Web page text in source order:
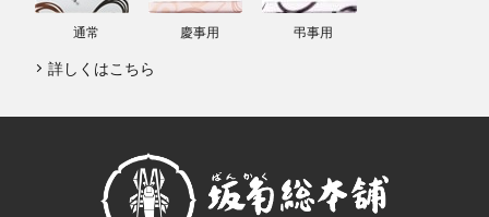
通常 慶事用 弔事用
詳しくはこちら